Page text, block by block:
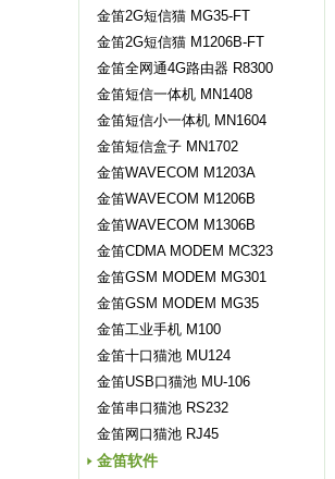
金笛2G短信猫 MG35-FT
金笛2G短信猫 M1206B-FT
金笛全网通4G路由器 R8300
金笛短信一体机 MN1408
金笛短信小一体机 MN1604
金笛短信盒子 MN1702
金笛WAVECOM M1203A
金笛WAVECOM M1206B
金笛WAVECOM M1306B
金笛CDMA MODEM MC323
金笛GSM MODEM MG301
金笛GSM MODEM MG35
金笛工业手机 M100
金笛十口猫池 MU124
金笛USB口猫池 MU-106
金笛串口猫池 RS232
金笛网口猫池 RJ45
金笛软件